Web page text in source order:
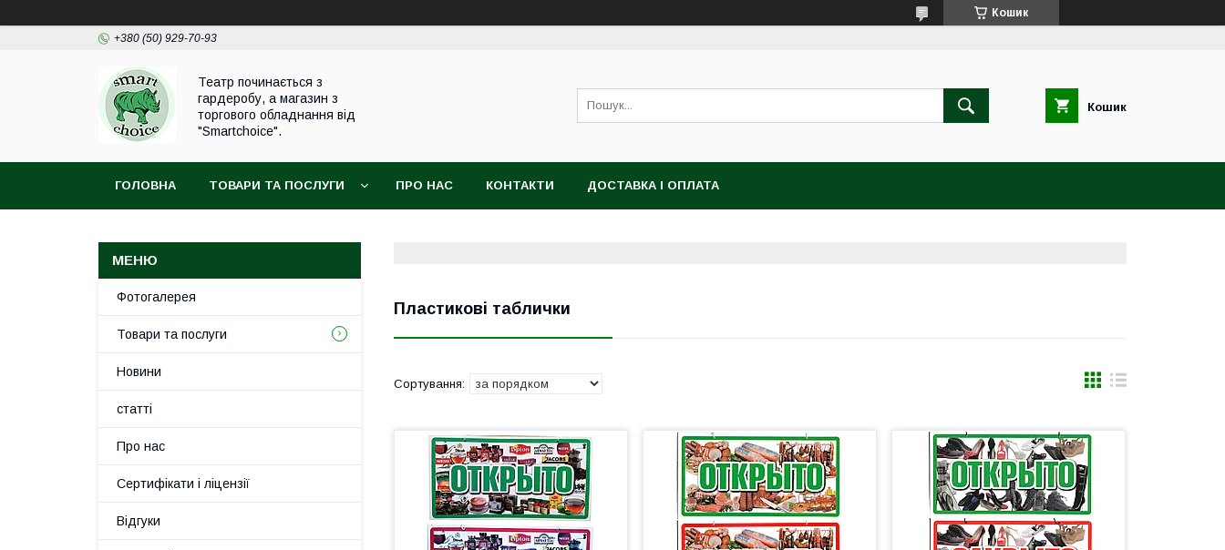
Кошик
+380 (50) 929-70-93
Театр починається з
гардеробу, а магазин з
торгового обладнання від
"Smartchoice".
Кошик
ГОЛОВНА ТОВАРИ ТА ПОСЛУГИ ПРО НАС КОНТАКТИ ДОСТАВКА І ОПЛАТА
Пластикові таблички
Фотогалерея
Товари та послуги
Новини
статті
Про нас
Сертифікати і ліцензії
Відгуки